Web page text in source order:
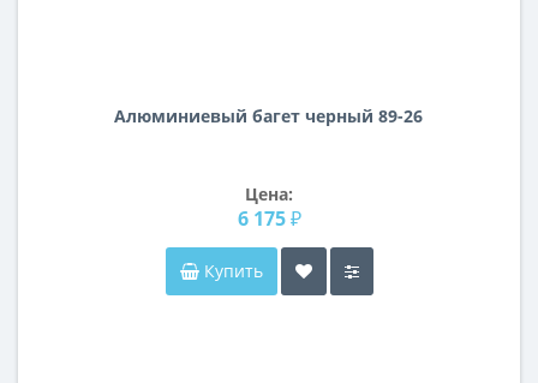
Алюминиевый багет черный 89-26
Цена:
6 175 ₽
Купить